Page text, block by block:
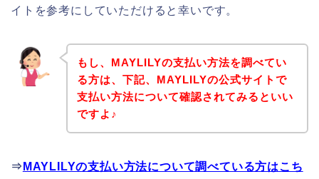
イトを参考にしていただけると幸いです。
もし、MAYLILYの支払い方法を調べてい
る方は、下記、MAYLILYの公式サイトで
支払い方法について確認されてみるといい
ですよ♪
⇒ MAYLILYの支払い方法について調べている方はこち